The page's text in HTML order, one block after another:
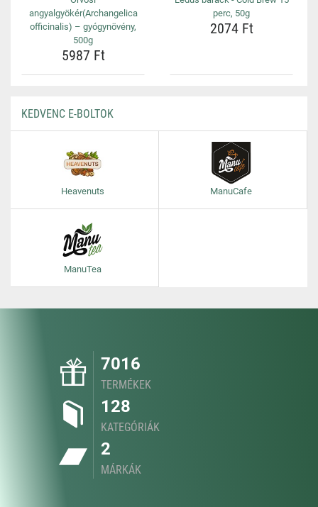
angyalgyökér(Archangelica
officinalis) – gyógynövény,
500g
5987 Ft
perc, 50g
2074 Ft
KEDVENC E-BOLTOK
Heavenuts ManuCafe
ManuTea
7016
TERMÉKEK
128
KATEGÓRIÁK
2
MÁRKÁK